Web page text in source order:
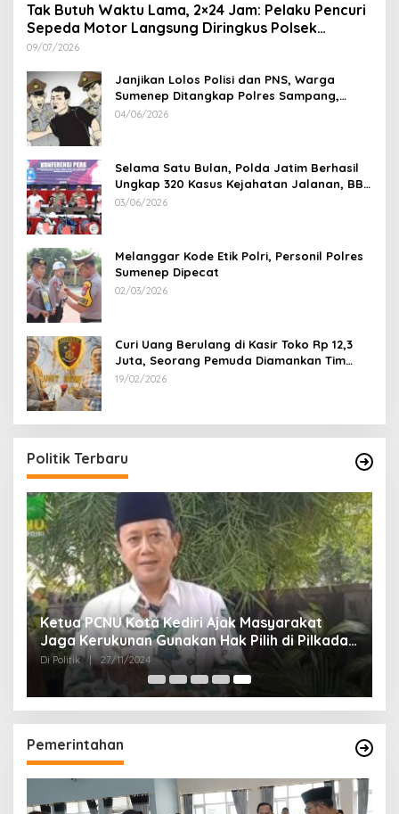
Tak Butuh Waktu Lama, 2×24 Jam: Pelaku Pencuri
Sepeda Motor Langsung Diringkus Polsek
Lenteng di Wilayah Manding
09/07/2026
Janjikan Lolos Polisi dan PNS, Warga
Sumenep Ditangkap Polres Sampang,
Korban Rugi Rp 600 juta
04/06/2026
Selama Satu Bulan, Polda Jatim Berhasil
Ungkap 320 Kasus Kejahatan Jalanan, BB
100 Sepeda Motor dan 12 Mobil Diamankan
03/06/2026
Melanggar Kode Etik Polri, Personil Polres
Sumenep Dipecat
02/03/2026
Curi Uang Berulang di Kasir Toko Rp 12,3
Juta, Seorang Pemuda Diamankan Tim
Reskrim Polsek Lenteng Sumenep
19/02/2026
Politik Terbaru
Ketua PCNU Kota Kediri Ajak Masyarakat
Jaga Kerukunan Gunakan Hak Pilih di Pilkada
2024
Di Politik | 27/11/2024
Pemerintahan